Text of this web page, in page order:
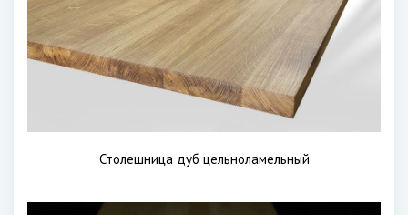
Столешница дуб цельноламельный